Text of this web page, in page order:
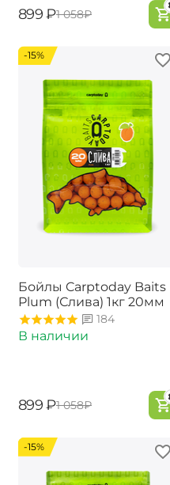
‍899‍ ₽‍1 058‍₽
-15%
Бойлы Carptoday Baits
Plum (Слива) 1кг 20мм
184
В наличии
‍899‍ ₽‍1 058‍₽
-15%